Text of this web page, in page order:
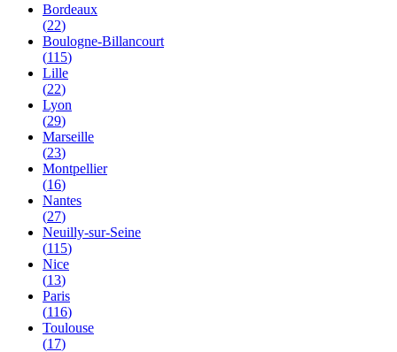
Bordeaux
(22)
Boulogne-Billancourt
(115)
Lille
(22)
Lyon
(29)
Marseille
(23)
Montpellier
(16)
Nantes
(27)
Neuilly-sur-Seine
(115)
Nice
(13)
Paris
(116)
Toulouse
(17)